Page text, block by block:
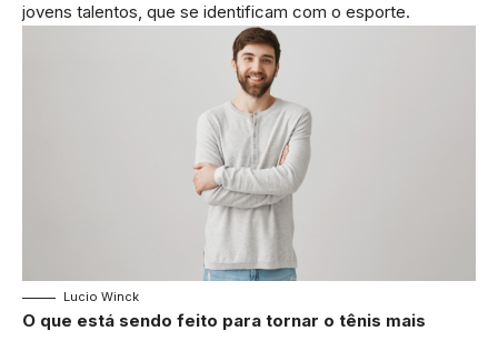
jovens talentos, que se identificam com o esporte.
Lucio Winck
O que está sendo feito para tornar o tênis mais